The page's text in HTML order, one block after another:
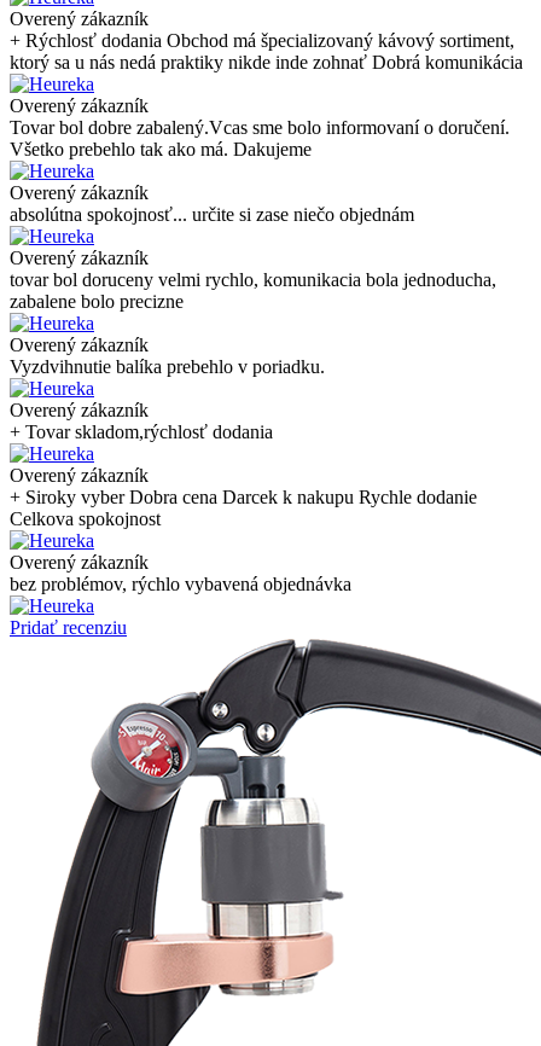
Overený zákazník
+ Rýchlosť dodania Obchod má špecializovaný kávový sortiment,
ktorý sa u nás nedá praktiky nikde inde zohnať Dobrá komunikácia
Overený zákazník
Tovar bol dobre zabalený.Vcas sme bolo informovaní o doručení.
Všetko prebehlo tak ako má. Dakujeme
Overený zákazník
absolútna spokojnosť... určite si zase niečo objednám
Overený zákazník
tovar bol doruceny velmi rychlo, komunikacia bola jednoducha,
zabalene bolo precizne
Overený zákazník
Vyzdvihnutie balíka prebehlo v poriadku.
Overený zákazník
+ Tovar skladom,rýchlosť dodania
Overený zákazník
+ Siroky vyber Dobra cena Darcek k nakupu Rychle dodanie
Celkova spokojnost
Overený zákazník
bez problémov, rýchlo vybavená objednávka
Pridať recenziu